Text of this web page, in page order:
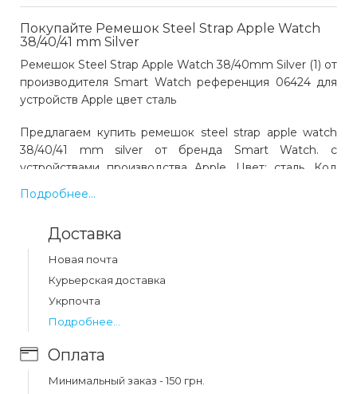
Покупайте Ремешок Steel Strap Apple Watch
38/40/41 mm Silver
Ремешок Steel Strap Apple Watch 38/40mm Silver (1) от
производителя Smart Watch референция 06424 для
устройств Apple цвет сталь
Предлагаем купить ремешок steel strap apple watch
38/40/41 mm silver от бренда Smart Watch. с
устройствами производства Apple. Цвет: сталь. Код
товара 06424. Выгодная цена и быстрая доставка по
Украине.
Какая цена на ремешок steel strap apple watch
38/40/41 mm silver ?
Цена на ремешок steel strap apple watch 38/40/41 mm
silver составляет 359 грн.
Подробнее...
Доставка
Новая почта
Курьерская доставка
Укрпочта
Подробнее...
Оплата
Минимальный заказ - 150 грн.